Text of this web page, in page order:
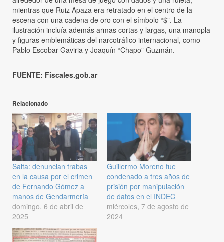
mientras que Ruiz Apaza era retratado en el centro de la
escena con una cadena de oro con el símbolo “$”. La
ilustración incluía además armas cortas y largas, una manopla
y figuras emblemáticas del narcotráfico internacional, como
Pablo Escobar Gaviria y Joaquín “Chapo” Guzmán.
FUENTE: Fiscales.gob.ar
Relacionado
Salta: denuncian trabas
en la causa por el crimen
de Fernando Gómez a
manos de Gendarmería
domingo, 6 de abril de
2025
Guillermo Moreno fue
condenado a tres años de
prisión por manipulación
de datos en el INDEC
miércoles, 7 de agosto de
2024